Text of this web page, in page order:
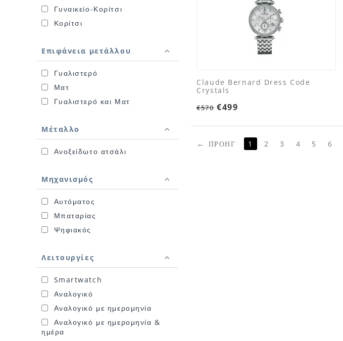
Γυναικείο-Κορίτσι
Κορίτσι
Επιφάνεια μετάλλου
Γυαλιστερό
Ματ
Γυαλιστερό και Ματ
Μέταλλο
Ανοξείδωτο ατσάλι
Μηχανισμός
Αυτόματος
Μπαταρίας
Ψηφιακός
Λειτουργίες
Smartwatch
Αναλογικό
Αναλογικό με ημερομηνία
Αναλογικό με ημερομηνία &
ημέρα
Claude Bernard Dress Code
Crystals
€570 €499
ΠΡΟΗΓ 1 2 3 4 5 6